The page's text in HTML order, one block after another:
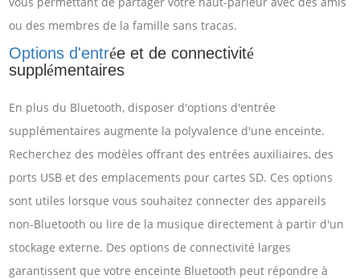
ou des membres de la famille sans tracas.
Options d'entrée et de connectivité
supplémentaires
En plus du Bluetooth, disposer d'options d'entrée
supplémentaires augmente la polyvalence d'une enceinte.
Recherchez des modèles offrant des entrées auxiliaires, des
ports USB et des emplacements pour cartes SD. Ces options
sont utiles lorsque vous souhaitez connecter des appareils
non-Bluetooth ou lire de la musique directement à partir d'un
stockage externe. Des options de connectivité larges
garantissent que votre enceinte Bluetooth peut répondre à